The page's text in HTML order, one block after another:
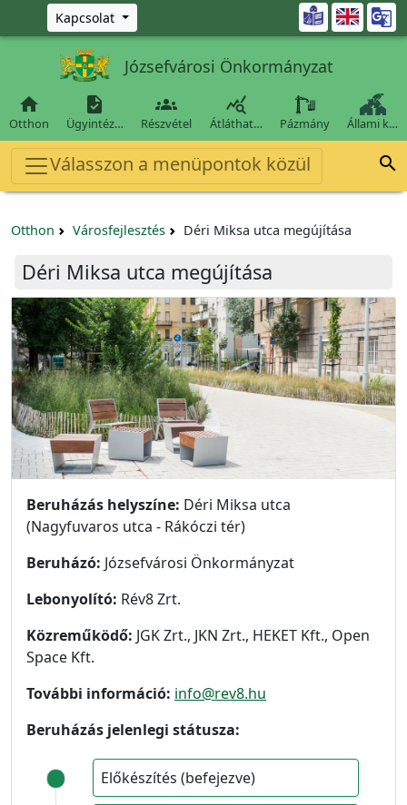
Ugrás a fő tartalomra
Kapcsolat 
Józsefvárosi Önkormányzat

Otthon

Ügyintéz…

Részvétel

Átláthat… Pázmány Állami k…
Válasszon a menüpontok közül 
Otthon Városfejlesztés Déri Miksa utca megújítása
Déri Miksa utca megújítása
Beruházás helyszíne: Déri Miksa utca
(Nagyfuvaros utca - Rákóczi tér)
Beruházó: Józsefvárosi Önkormányzat
Lebonyolító: Rév8 Zrt.
Közreműködő: JGK Zrt., JKN Zrt., HEKET Kft., Open
Space Kft.
További információ: info@rev8.hu
Beruházás jelenlegi státusza:
Előkészítés (befejezve)